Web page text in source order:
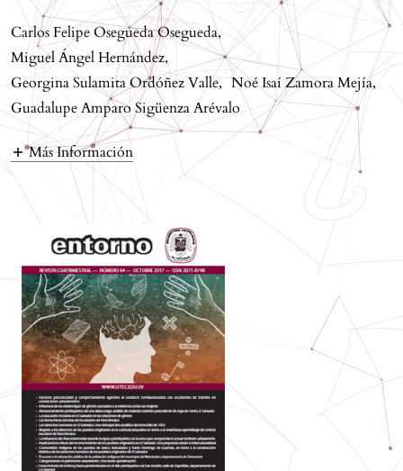
Carlos Felipe Osegueda Osegueda,
Miguel Ángel Hernández,
Georgina Sulamita Ordóñez Valle, Noé Isaí Zamora Mejía,
Guadalupe Amparo Sigüenza Arévalo
Más Información